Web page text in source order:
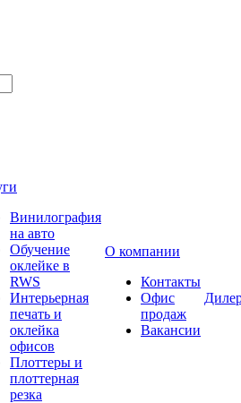
Винилография
на авто
Обучение
оклейке в
RWS
Интерьерная
печать и
оклейка
офисов
Плоттеры и
плоттерная
резка
О компании
Контакты
Офис
продаж
Вакансии